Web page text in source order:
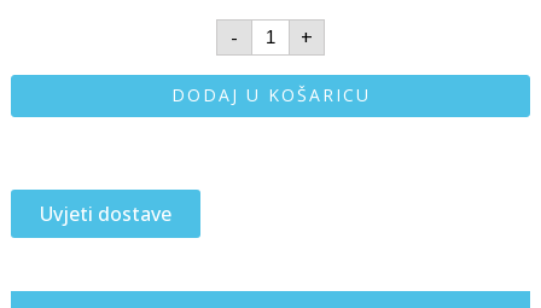
- +
DODAJ U KOŠARICU
Uvjeti dostave